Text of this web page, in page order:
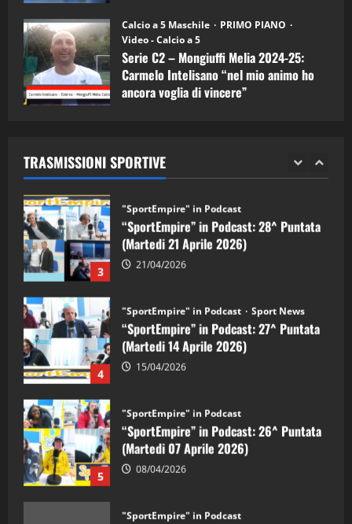
Calcio a 5 Maschile
PRIMO PIANO
Video - Calcio a 5
Serie C2 – Mongiuffi Melia 2024-25:
Carmelo Intelisano “nel mio animo ho
ancora voglia di vincere”
TRASMISSIONI SPORTIVE
1
“SportEmpire” in Podcast: 30^ Puntata
(Martedi 05 Maggio 2026)
08/05/2026
2 28/04/2026
3
"SportEmpire" in Podcast
“SportEmpire” in Podcast: 28^ Puntata
(Martedi 21 Aprile 2026)
21/04/2026
4
"SportEmpire" in Podcast Sport News
“SportEmpire” in Podcast: 27^ Puntata
(Martedi 14 Aprile 2026)
15/04/2026
5
"SportEmpire" in Podcast
“SportEmpire” in Podcast: 26^ Puntata
(Martedi 07 Aprile 2026)
08/04/2026
"SportEmpire" in Podcast